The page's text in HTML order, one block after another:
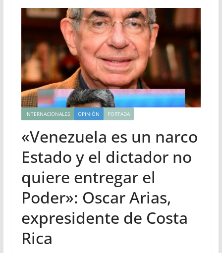
INTERNACIONALES OPINIÓN PORTADA
«Venezuela es un narco
Estado y el dictador no
quiere entregar el
Poder»: Oscar Arias,
expresidente de Costa
Rica